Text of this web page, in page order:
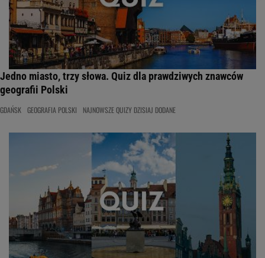
Jedno miasto, trzy słowa. Quiz dla prawdziwych znawców
geografii Polski
GDAŃSK GEOGRAFIA POLSKI NAJNOWSZE QUIZY DZISIAJ DODANE